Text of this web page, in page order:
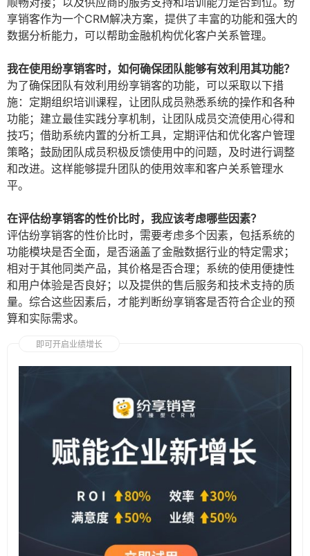
享销客作为一个CRM解决方案，提供了丰富的功能和强大的
数据分析能力，可以帮助金融机构优化客户关系管理。
我在使用纷享销客时，如何确保团队能够有效利用其功能？
为了确保团队有效利用纷享销客的功能，可以采取以下措
施：定期组织培训课程，让团队成员熟悉系统的操作和各种
功能；建立最佳实践分享机制，让团队成员交流使用心得和
技巧；借助系统内置的分析工具，定期评估和优化客户管理
策略；鼓励团队成员积极反馈使用中的问题，及时进行调整
和改进。这样能够提升团队的使用效率和客户关系管理水
平。
在评估纷享销客的性价比时，我应该考虑哪些因素？
评估纷享销客的性价比时，需要考虑多个因素，包括系统的
功能模块是否全面，是否涵盖了金融数据行业的特定需求；
相对于其他同类产品，其价格是否合理；系统的使用便捷性
和用户体验是否良好；以及提供的售后服务和技术支持的质
量。综合这些因素后，才能判断纷享销客是否符合企业的预
算和实际需求。
即可开启业绩增长